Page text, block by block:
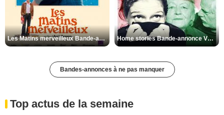
Les Matins merveilleux Bande-annonce VF Home stories Bande-annonce VO STFR
Bandes-annonces à ne pas manquer
Top actus de la semaine